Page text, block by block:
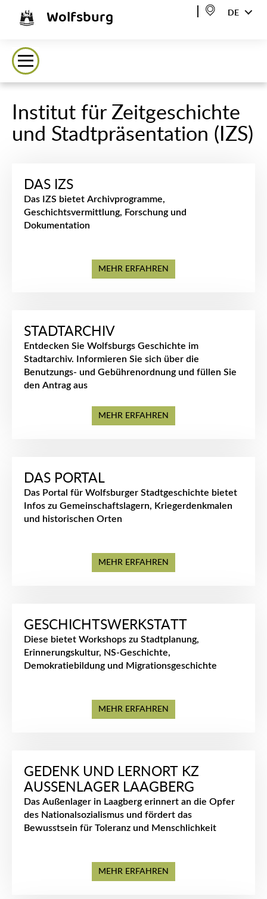
Wolfsburg DE
Institut für Zeitgeschichte
und Stadtpräsentation (IZS)
DAS IZS
Das IZS bietet Archivprogramme,
Geschichtsvermittlung, Forschung und
Dokumentation
MEHR ERFAHREN
STADTARCHIV
Entdecken Sie Wolfsburgs Geschichte im
Stadtarchiv. Informieren Sie sich über die
Benutzungs- und Gebührenordnung und füllen Sie
den Antrag aus
MEHR ERFAHREN
DAS PORTAL
Das Portal für Wolfsburger Stadtgeschichte bietet
Infos zu Gemeinschaftslagern, Kriegerdenkmalen
und historischen Orten
MEHR ERFAHREN
GESCHICHTSWERKSTATT
Diese bietet Workshops zu Stadtplanung,
Erinnerungskultur, NS-Geschichte,
Demokratiebildung und Migrationsgeschichte
MEHR ERFAHREN
GEDENK UND LERNORT KZ
AUSSENLAGER LAAGBERG
Das Außenlager in Laagberg erinnert an die Opfer
des Nationalsozialismus und fördert das
Bewusstsein für Toleranz und Menschlichkeit
MEHR ERFAHREN